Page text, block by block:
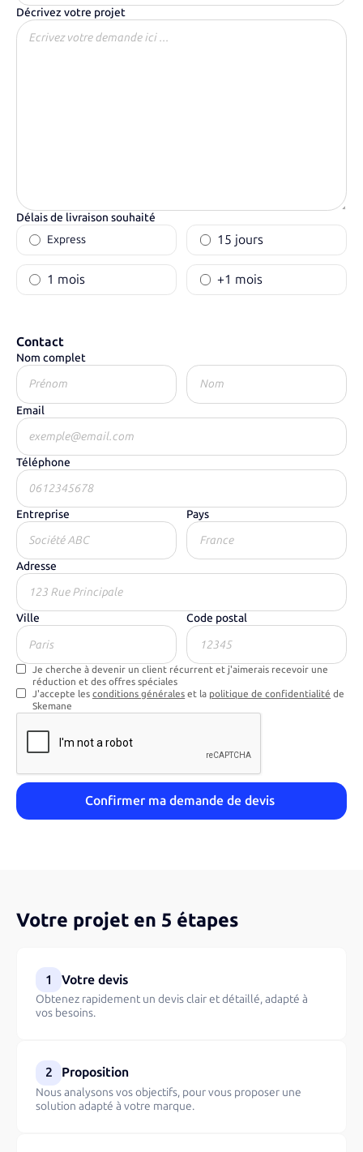
Décrivez votre projet
Délais de livraison souhaité
Express
15 jours
1 mois +1 mois
Contact
Nom complet
Email
Téléphone
Entreprise Pays
Adresse
Ville Code postal
Je cherche à devenir un client récurrent et j'aimerais recevoir une
réduction et des offres spéciales
J'accepte lesconditions générales et la politique de confidentialité de
Skemane
Votre projet en 5 étapes
1 Votre devis
Obtenez rapidement un devis clair et détaillé, adapté à
vos besoins.
2 Proposition
Nous analysons vos objectifs, pour vous proposer une
solution adapté à votre marque.